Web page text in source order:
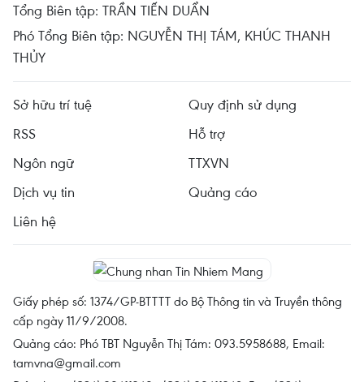
Tổng Biên tập: TRẦN TIẾN DUẨN
Phó Tổng Biên tập: NGUYỄN THỊ TÁM, KHÚC THANH
THỦY
Sở hữu trí tuệ
Quy định sử dụng
RSS
Hỗ trợ
Ngôn ngữ
TTXVN
Dịch vụ tin
Quảng cáo
Liên hệ
Giấy phép số: 1374/GP-BTTTT do Bộ Thông tin và Truyền thông
cấp ngày 11/9/2008.
Quảng cáo: Phó TBT Nguyễn Thị Tám: 093.5958688, Email:
tamvna@gmail.com